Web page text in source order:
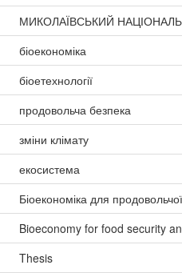
МИКОЛАЇВСЬКИЙ
біоекономіка
біоетехнології
продовольча безпека
зміни клімату
екосистема
Біоекономіка для
Bioeconomy for food security
Thesis